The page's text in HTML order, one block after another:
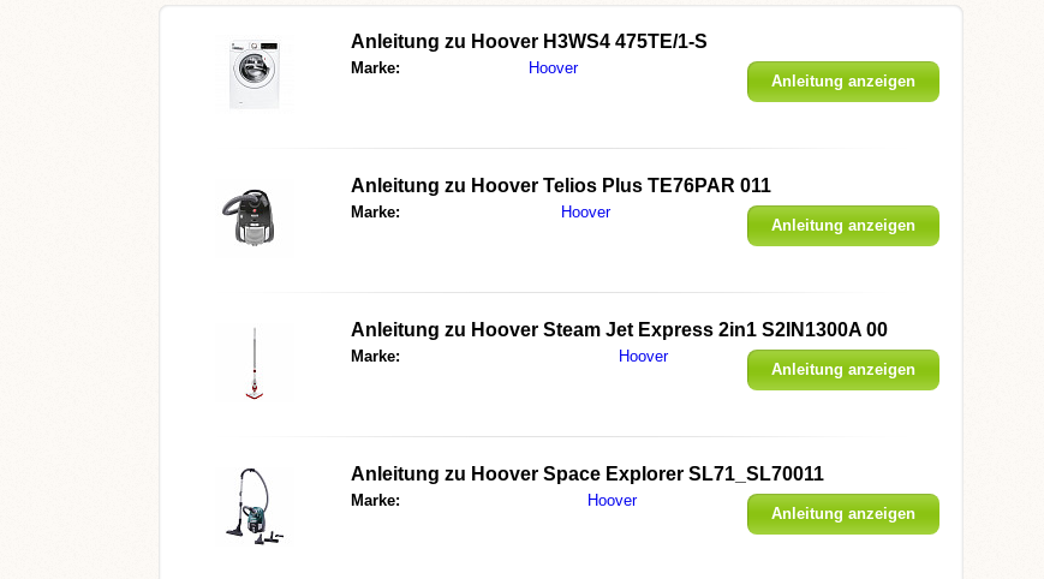
Anleitung zu Hoover H3WS4 475TE/1-S
Marke: Hoover
Anleitung anzeigen
Anleitung zu Hoover Telios Plus TE76PAR 011
Marke: Hoover
Anleitung anzeigen
Anleitung zu Hoover Steam Jet Express 2in1 S2IN1300A 00
Marke: Hoover
Anleitung anzeigen
Anleitung zu Hoover Space Explorer SL71_SL70011
Marke: Hoover
Anleitung anzeigen